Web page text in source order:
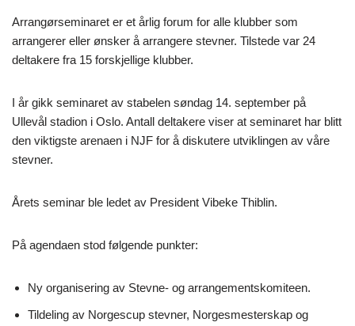
Arrangørseminaret er et årlig forum for alle klubber som
arrangerer eller ønsker å arrangere stevner. Tilstede var 24
deltakere fra 15 forskjellige klubber.
I år gikk seminaret av stabelen søndag 14. september på
Ullevål stadion i Oslo. Antall deltakere viser at seminaret har blitt
den viktigste arenaen i NJF for å diskutere utviklingen av våre
stevner.
Årets seminar ble ledet av President Vibeke Thiblin.
På agendaen stod følgende punkter:
Ny organisering av Stevne- og arrangementskomiteen.
Tildeling av Norgescup stevner, Norgesmesterskap og